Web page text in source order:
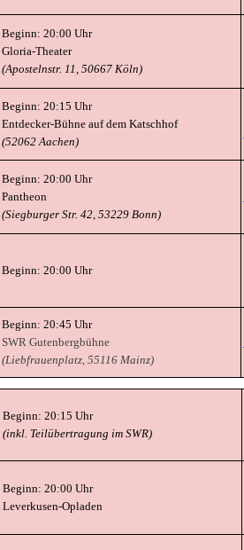
Beginn: 20:00 Uhr
Gloria-Theater
(Apostelnstr. 11, 50667 Köln)
Beginn: 20:15 Uhr
Entdecker-Bühne auf dem Katschhof
(52062 Aachen)
Beginn: 20:00 Uhr
Pantheon
(Siegburger Str. 42, 53229 Bonn)
Beginn: 20:00 Uhr
Beginn: 20:45 Uhr
SWR Gutenbergbühne
(Liebfrauenplatz, 55116 Mainz)
Beginn: 20:15 Uhr
(inkl. Teilübertragung im SWR)
Beginn: 20:00 Uhr
Leverkusen-Opladen